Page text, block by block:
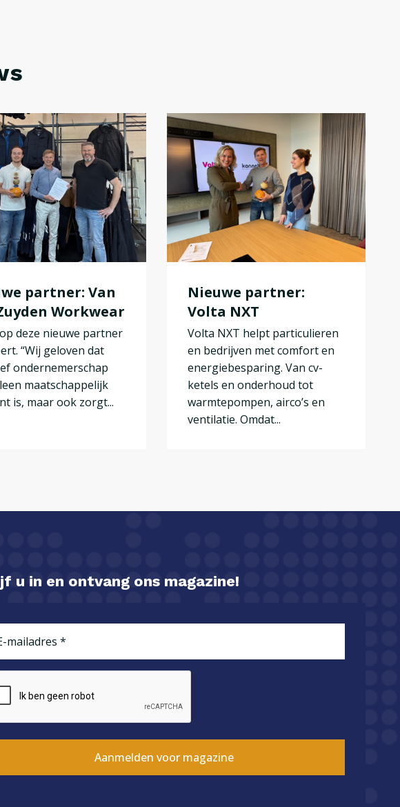
partner: Van
Workwear
deze nieuwe partner
“Wij geloven dat
ondernemerschap
maatschappelijk
is, maar ook zorgt...
Nieuwe partner:
Volta NXT
Volta NXT helpt particulieren
en bedrijven met comfort en
energiebesparing. Van cv-
ketels en onderhoud tot
warmtepompen, airco’s en
ventilatie. Omdat...
u in en ontvang ons magazine!
Aanmelden voor magazine